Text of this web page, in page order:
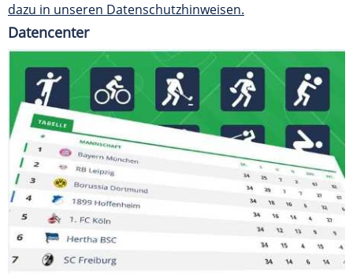
dazu in unseren Datenschutzhinweisen.
Datencenter